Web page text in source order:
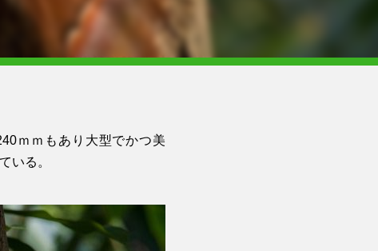
ｍｍもあり大型でかつ美
いる。